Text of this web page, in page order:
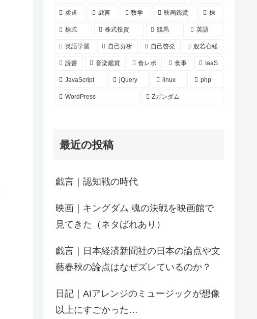
柔道 戯言 数学 映画鑑賞 株
株式 株式投資 競馬 英語
英語学習 自己分析 自己啓発 般若心経
読書 音楽鑑賞 食レポ 食事 IaaS
JavaScript jQuery linux php
WordPress Zガンダム
最近の投稿
戯言｜認知戦の時代
映画｜キングダム 魂の決戦を映画館で
見てきた（ネタばれあり）
戯言｜日本経済新聞社の日本の論点や文
藝春秋の論点はなぜズレているのか？
日記｜AIアレンジのミュージックが想像
以上にすごかった…